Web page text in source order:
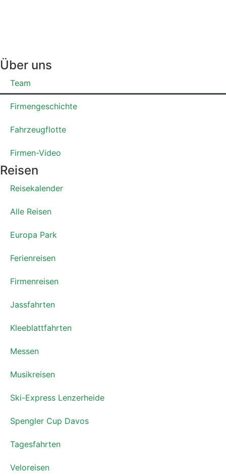
Über uns
Team
Firmengeschichte
Fahrzeugflotte
Firmen-Video
Reisen
Reisekalender
Alle Reisen
Europa Park
Ferienreisen
Firmenreisen
Jassfahrten
Kleeblattfahrten
Messen
Musikreisen
Ski-Express Lenzerheide
Spengler Cup Davos
Tagesfahrten
Veloreisen